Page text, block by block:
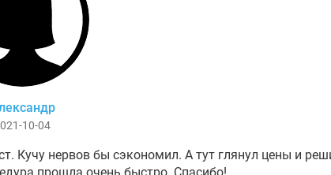
10-04
Кучу нервов бы сэкономил. А тут глянул цены и